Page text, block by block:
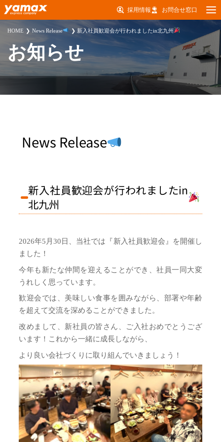
採用情報 お問合せ窓口
HOME News Release 新入社員歓迎会が行われましたin北九州
お知らせ
News Release
新入社員歓迎会が行われましたin
北九州
2026年5月30日、当社では『新入社員歓迎会』を開催し
ました！
今年も新たな仲間を迎えることができ、社員一同大変
うれしく思っています。
歓迎会では、美味しい食事を囲みながら、部署や年齢
を超えて交流を深めることができました。
改めまして、新社員の皆さん、ご入社おめでとうござ
います！これから一緒に成長しながら、
より良い会社づくりに取り組んでいきましょう！